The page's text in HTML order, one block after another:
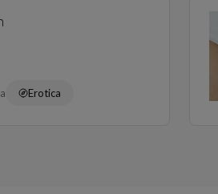
Erotica